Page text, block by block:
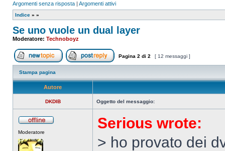
Argomenti senza risposta | Argomenti attivi
Indice » »
Se uno vuole un dual layer
Moderatore: Technoboyz
Apri un nuovo argomentoRispondi all’argomento
Pagina 2 di 2 [ 12 messaggi ]
Stampa pagina
Autore
DKDIB Oggetto del messaggio:
Moderatore
Serious wrote:
> ho provato dei